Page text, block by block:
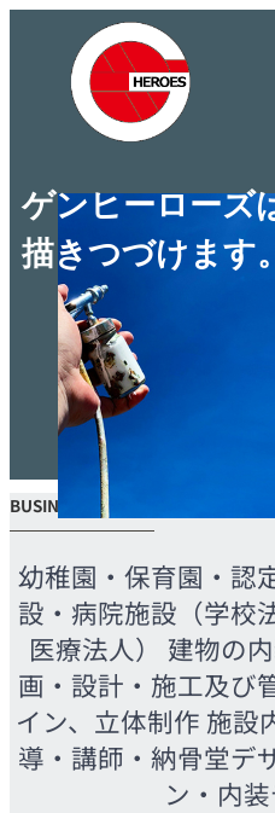
ゲンヒーローズ
描きつづけます。
BUSINESS
幼稚園・保育園・認
設・病院施設（学校
医療法人） 建物の
画・設計・施工及び
イン、立体制作 施設
導・講師・納骨堂デ
ン・内